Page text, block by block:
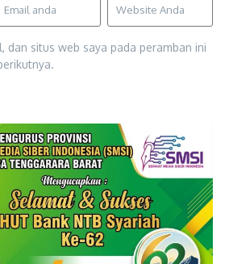
dan situs web saya pada peramban ini